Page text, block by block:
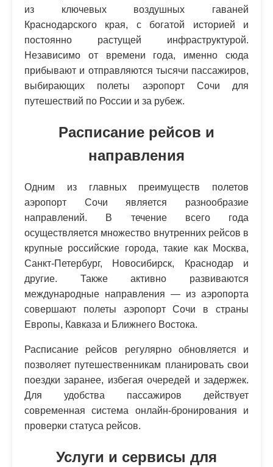
из ключевых воздушных гаваней
Краснодарского края, с богатой историей и
постоянно растущей инфраструктурой.
Независимо от времени года, именно сюда
прибывают и отправляются тысячи пассажиров,
выбирающих полеты аэропорт Сочи для
путешествий по России и за рубеж.
Расписание рейсов и
направления
Одним из главных преимуществ полетов
аэропорт Сочи является разнообразие
направлений. В течение всего года
осуществляется множество внутренних рейсов в
крупные российские города, такие как Москва,
Санкт-Петербург, Новосибирск, Краснодар и
другие. Также активно развиваются
международные направления — из аэропорта
совершают полеты аэропорт Сочи в страны
Европы, Кавказа и Ближнего Востока.
Расписание рейсов регулярно обновляется и
позволяет путешественникам планировать свои
поездки заранее, избегая очередей и задержек.
Для удобства пассажиров действует
современная система онлайн-бронирования и
проверки статуса рейсов.
Услуги и сервисы для